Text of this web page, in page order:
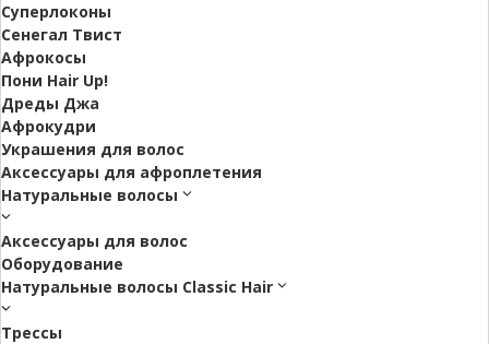
Суперлоконы
Сенегал Твист
Афрокосы
Пони Hair Up!
Дреды Джа
Афрокудри
Украшения для волос
Аксессуары для афроплетения
Натуральные волосы
Аксессуары для волос
Оборудование
Натуральные волосы Classic Hair
Трессы